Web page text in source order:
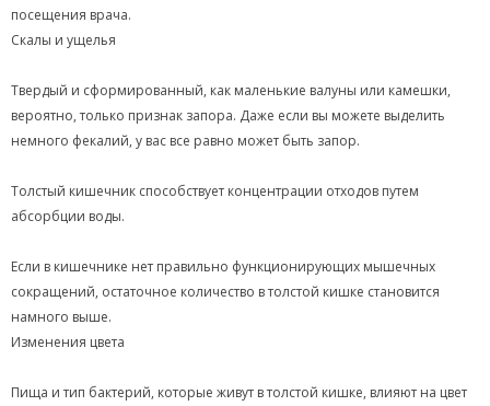
посещения врача.
Скалы и ущелья
Твердый и сформированный, как маленькие валуны или камешки,
вероятно, только признак запора. Даже если вы можете выделить
немного фекалий, у вас все равно может быть запор.
Толстый кишечник способствует концентрации отходов путем
абсорбции воды.
Если в кишечнике нет правильно функционирующих мышечных
сокращений, остаточное количество в толстой кишке становится
намного выше.
Изменения цвета
Пища и тип бактерий, которые живут в толстой кишке, влияют на цвет